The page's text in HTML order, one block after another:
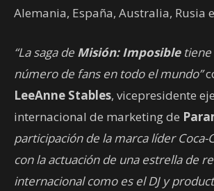
Alemania, España, Australia, Rusia
“La saga de Misión: Imposibletiene
número de fans en todo el mundo”
LeeAnne Stables, vicepresidente
internacional de marketing de
participación de la marca líder Coca-
con la actuación de una estrella de
internacional como es el DJ y